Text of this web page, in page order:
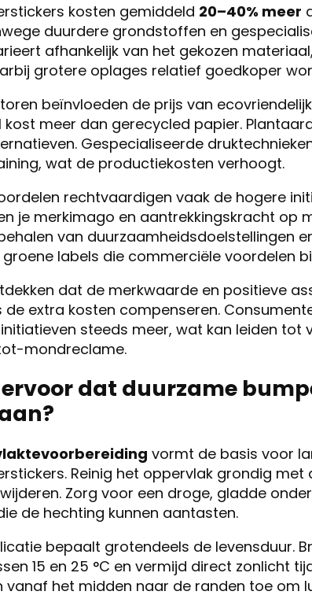
kosten gemiddeld 20–40% meer
duurdere grondstoffen en
afhankelijk van het gekozen
grotere oplages relatief goedkoper
beïnvloeden de prijs van
meer dan gerecycled papier.
Gespecialiseerde
wat de productiekosten verhoogt.
rechtvaardigen vaak de hogere
je merkimago en aantrekkingskracht op
van duurzaamheidsdoelstellingen
labels die commerciële voordelen
dat de merkwaarde en positieve
de extra kosten compenseren.
steeds meer, wat kan leiden tot
mondreclame.
ervoor dat duurzame
vormt de basis voor
Reinig het oppervlak grondig
Zorg voor een droge, gladde
de hechting kunnen aantasten.
bepaalt grotendeels de levensduur.
15 en 25 °C en vermijd direct zonlicht
vanaf het midden naar de randen toe om